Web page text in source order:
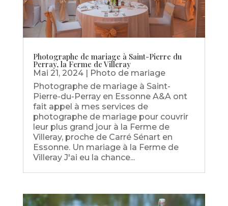
Photographe de mariage à Saint-Pierre du
Perray, la Ferme de Villeray
Mai 21, 2024| Photo de mariage
Photographe de mariage à Saint-
Pierre-du-Perray en Essonne A&A ont
fait appel à mes services de
photographe de mariage pour couvrir
leur plus grand jour à la Ferme de
Villeray, proche de Carré Sénart en
Essonne. Un mariage à la Ferme de
Villeray J'ai eu la chance...